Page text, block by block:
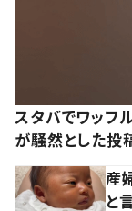
スタバでワッフ
が騒然とした投
産
と